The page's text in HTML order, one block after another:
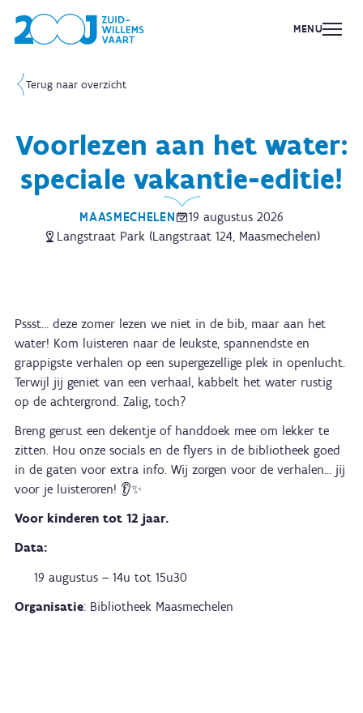
MENU
Terug naar overzicht
Voorlezen aan het water:
speciale vakantie-editie!
MAASMECHELEN
19 augustus 2026
Langstraat Park (Langstraat 124, Maasmechelen)
Pssst… deze zomer lezen we niet in de bib, maar aan het
water! Kom luisteren naar de leukste, spannendste en
grappigste verhalen op een supergezellige plek in openlucht.
Terwijl jij geniet van een verhaal, kabbelt het water rustig
op de achtergrond. Zalig, toch?
Breng gerust een dekentje of handdoek mee om lekker te
zitten. Hou onze socials en de flyers in de bibliotheek goed
in de gaten voor extra info. Wij zorgen voor de verhalen… jij
voor je luisteroren! 👂✨
Voor kinderen tot 12 jaar.
Data:
19 augustus – 14u tot 15u30
Organisatie: Bibliotheek Maasmechelen